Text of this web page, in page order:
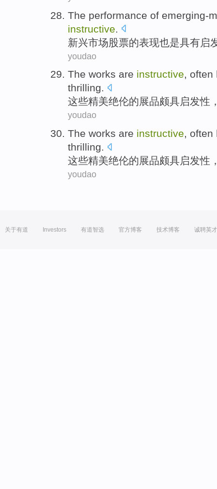
The performance of emerging-
instructive
新兴市场股票的表现也是具有启
youdao
The works are instructive, often
thrilling.
这些精美绝伦的展品颇具启发性
youdao
The works are instructive, often
thrilling.
这些精美绝伦的展品颇具启发性
youdao
关于有道 Investors 有道智选 官方博客 技术博客 诚聘英才